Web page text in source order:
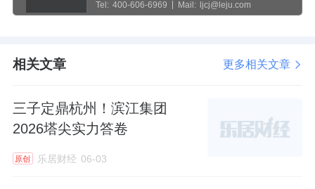
Tel: 400-606-6969 Mail: ljcj@leju.com
相关文章 更多相关文章
三子定鼎杭州！滨江集团
2026塔尖实力答卷
原创 乐居财经 06-03